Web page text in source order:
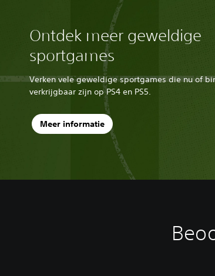
Ontdek meer geweldige
sportgames
Verken vele geweldige sportgames die nu of
verkrijgbaar zijn op PS4 en PS5.
Meer informatie